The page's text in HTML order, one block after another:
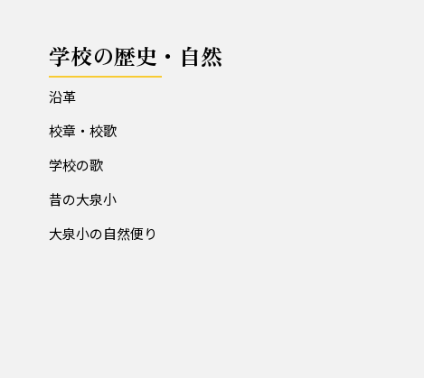
学校の歴史・自然
沿革
校章・校歌
学校の歌
昔の大泉小
大泉小の自然便り